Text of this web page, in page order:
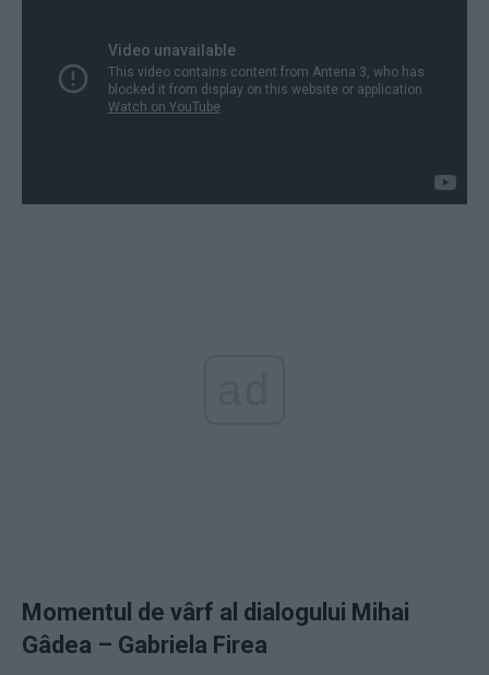
Momentul de vârf al dialogului Mihai
Gâdea – Gabriela Firea